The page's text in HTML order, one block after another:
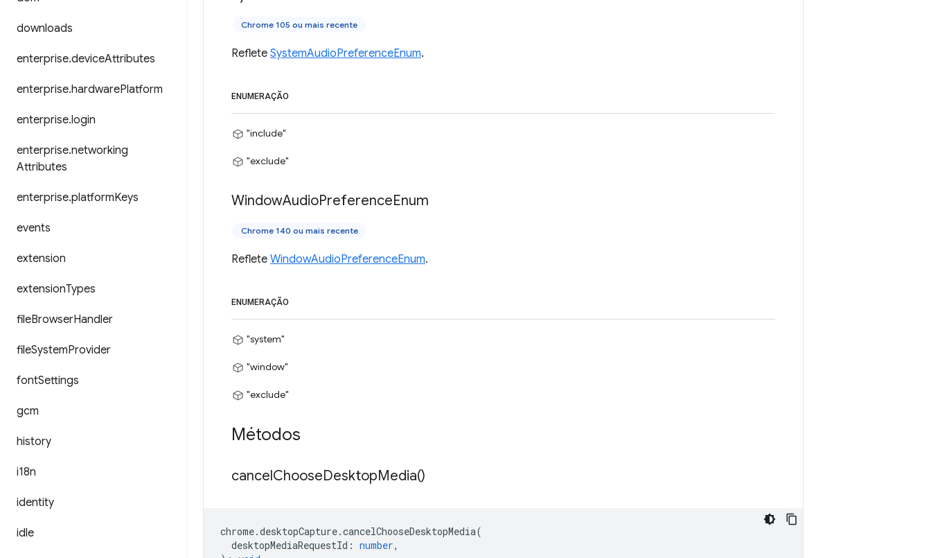
downloads
enterprise.deviceAttributes
enterprise.hardwarePlatform
enterprise.login
enterprise.networking
Attributes
enterprise.platformKeys
events
extension
extensionTypes
fileBrowserHandler
fileSystemProvider
fontSettings
gcm
history
i18n
identity
idle
Chrome 105 ou mais recente
Reflete SystemAudioPreferenceEnum.
ENUMERAÇÃO
"include"
"exclude"
WindowAudioPreferenceEnum
Chrome 140 ou mais recente
Reflete WindowAudioPreferenceEnum.
ENUMERAÇÃO
"system"
"window"
"exclude"
Métodos
cancelChooseDesktopMedia()
chrome.desktopCapture.cancelChooseDesktopMedia(
desktopMediaRequestId : number,